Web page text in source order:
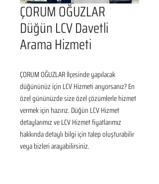
ÇORUM OĞUZLAR
Düğün LCV Davetli
Arama Hizmeti
ÇORUM OĞUZLAR İlçesinde yapılacak
düğününüz için LCV Hizmeti arıyorsanız? En
özel gününüzde size özel çözümlerle hizmet
vermek için hazırız. Düğün LCV Hizmet
detaylarımız ve LCV Hizmet fiyatlarımız
hakkında detaylı bilgi için talep oluşturabilir
veya bizleri arayabilirsiniz.